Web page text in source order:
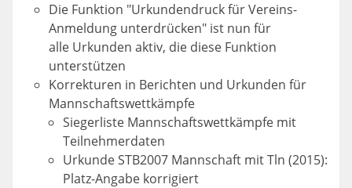
Die Funktion "Urkundendruck für Vereins-
Anmeldung unterdrücken" ist nun für
alle Urkunden aktiv, die diese Funktion
unterstützen
Korrekturen in Berichten und Urkunden für
Mannschaftswettkämpfe
Siegerliste Mannschaftswettkämpfe mit
Teilnehmerdaten
Urkunde STB2007 Mannschaft mit Tln (2015):
Platz-Angabe korrigiert